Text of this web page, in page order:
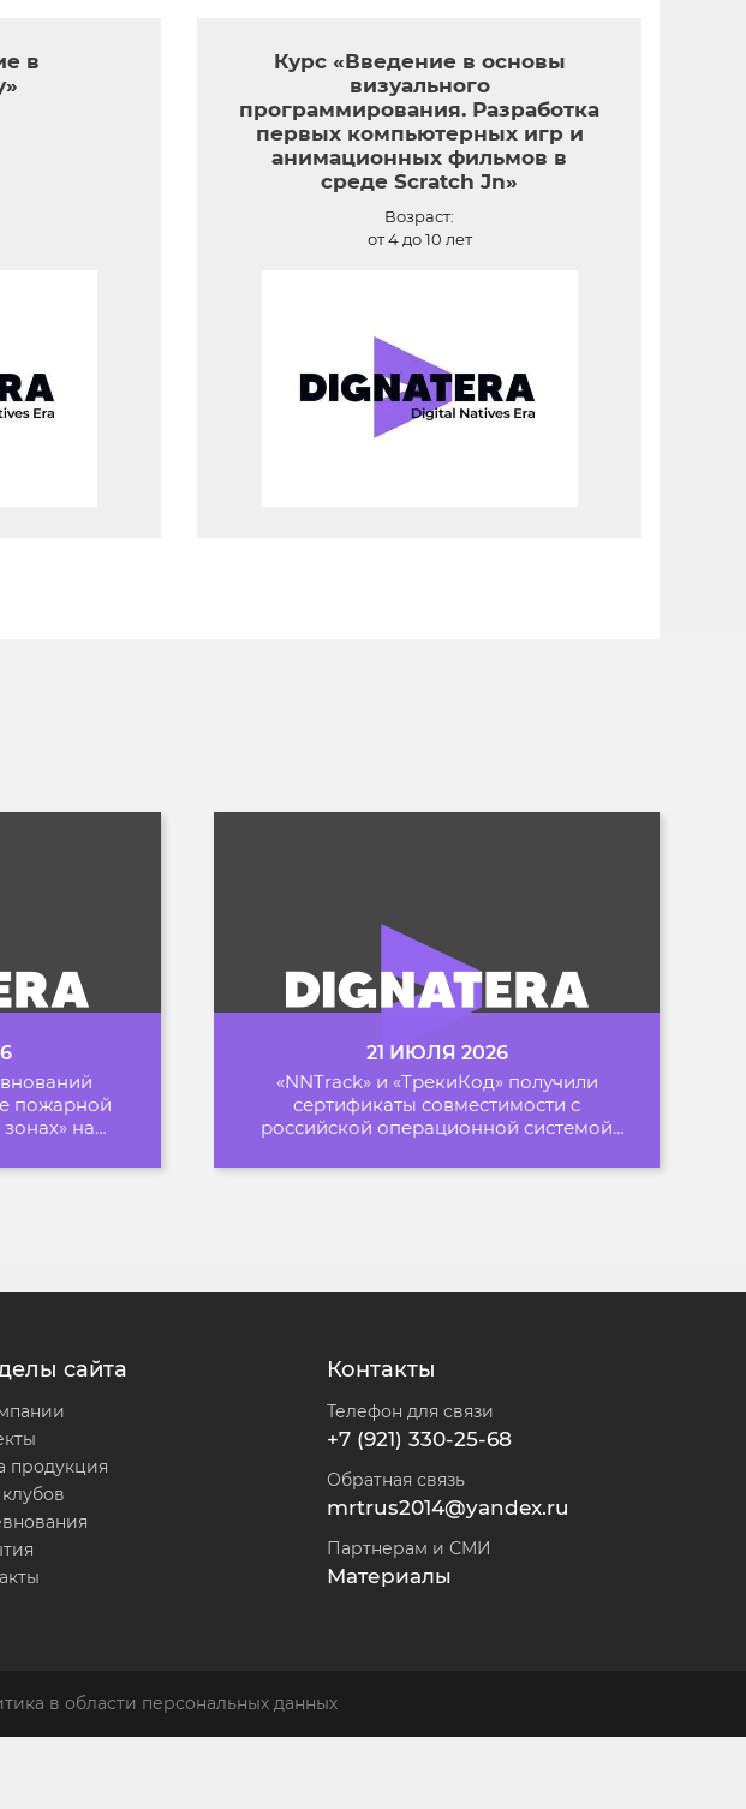
в
Курс «Введение в основы
визуального
программирования. Разработка
первых компьютерных игр и
анимационных фильмов в
среде Scratch Jn»
Возраст:
от 4 до 10 лет
пожарной
на
21 ИЮЛЯ 2026
«NNTrack» и «ТрекиКод» получили
сертификаты совместимости с
российской операционной системой
сайта
продукция
Контакты
Телефон для связи
+7 (921) 330-25-68
Обратная связь
mrtrus2014@yandex.ru
Партнерам и СМИ
Материалы
в области персональных данных